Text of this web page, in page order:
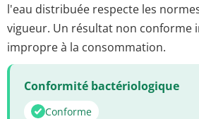
l'eau distribuée respecte les
vigueur. Un résultat non conforme
impropre à la consommation.
Conformité bactériologique
Conforme